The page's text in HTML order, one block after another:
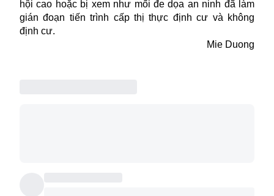
hội cao hoặc bị xem như mối đe dọa an ninh đã làm
gián đoạn tiến trình cấp thị thực định cư và không
định cư.
Mie Duong